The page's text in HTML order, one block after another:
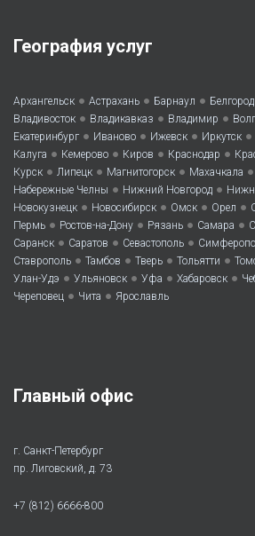
География услуг
Архангельск • Астрахань • Барнаул • Белгород
Владивосток • Владикавказ • Владимир •
Екатеринбург • Иваново • Ижевск • Иркутск •
Калуга • Кемерово • Киров • Краснодар •
Курск • Липецк • Магнитогорск • Махачкала •
Набережные Челны • Нижний Новгород •
Новокузнецк • Новосибирск • Омск • Орел •
Пермь • Ростов-на-Дону • Рязань • Самара •
Саранск • Саратов • Севастополь •
Ставрополь • Тамбов • Тверь • Тольятти •
Улан-Удэ • Ульяновск • Уфа • Хабаровск •
Череповец • Чита • Ярославль
Главный офис
г. Санкт-Петербург
пр. Лиговский, д. 73
+7 (812) 6666-800